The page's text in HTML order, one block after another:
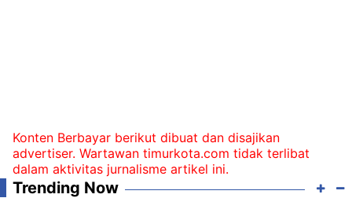
Konten Berbayar berikut dibuat dan disajikan
advertiser. Wartawan timurkota.com tidak terlibat
dalam aktivitas jurnalisme artikel ini.
Trending Now